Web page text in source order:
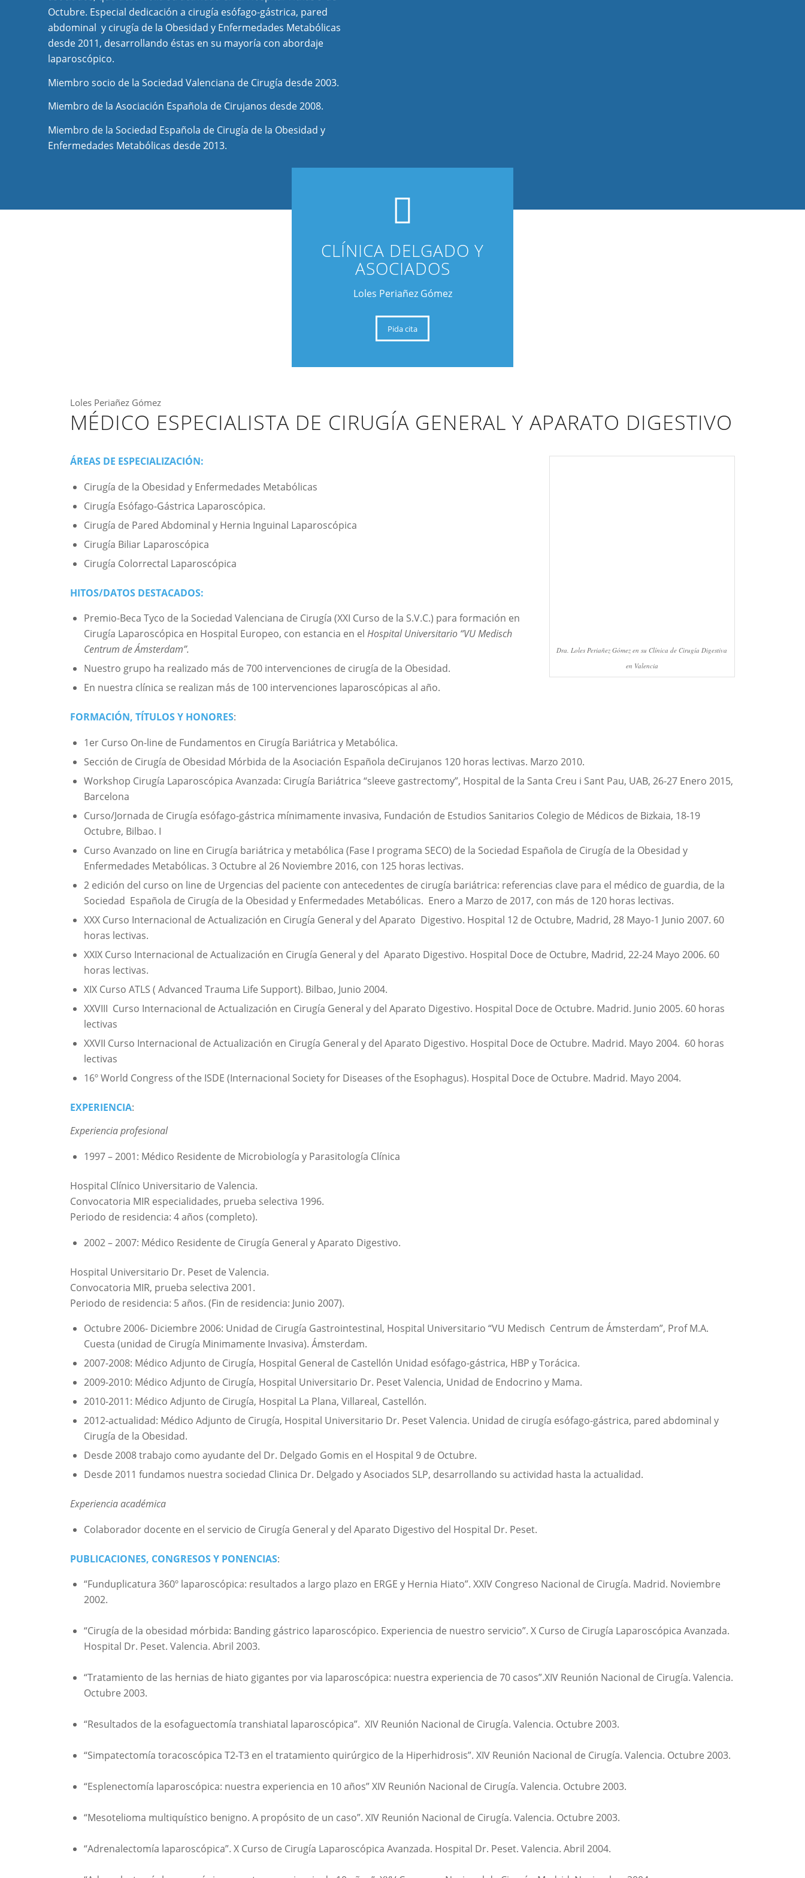
Octubre. Especial dedicación a cirugía esófago-gástrica, pared
abdominal y cirugía de la Obesidad y Enfermedades Metabólicas
desde 2011, desarrollando éstas en su mayoría con abordaje
laparoscópico.
Miembro socio de la Sociedad Valenciana de Cirugía desde 2003.
Miembro de la Asociación Española de Cirujanos desde 2008.
Miembro de la Sociedad Española de Cirugía de la Obesidad y
Enfermedades Metabólicas desde 2013.
CLÍNICA DELGADO Y
ASOCIADOS
Loles Periañez Gómez
Pida cita
Loles Periañez Gómez
MÉDICO ESPECIALISTA DE CIRUGÍA GENERAL Y APARATO DIGESTIVO
Dra. Loles Periañez Gómez en su Clínica de Cirugía Digestiva
en Valencia
ÁREAS DE ESPECIALIZACIÓN:
Cirugía de la Obesidad y Enfermedades Metabólicas
Cirugía Esófago-Gástrica Laparoscópica.
Cirugía de Pared Abdominal y Hernia Inguinal Laparoscópica
Cirugía Biliar Laparoscópica
Cirugía Colorrectal Laparoscópica
HITOS/DATOS DESTACADOS:
Premio-Beca Tyco de la Sociedad Valenciana de Cirugía (XXI Curso de la S.V.C.) para formación en
Cirugía Laparoscópica en Hospital Europeo, con estancia en elHospital Universitario “VU Medisch
Centrum de Ámsterdam”.
Nuestro grupo ha realizado más de 700 intervenciones de cirugía de la Obesidad.
En nuestra clínica se realizan más de 100 intervenciones laparoscópicas al año.
FORMACIÓN, TÍTULOS Y HONORES:
1er Curso On-line de Fundamentos en Cirugía Bariátrica y Metabólica.
Sección de Cirugía de Obesidad Mórbida de la Asociación Española deCirujanos 120 horas lectivas. Marzo 2010.
Workshop Cirugía Laparoscópica Avanzada: Cirugía Bariátrica “sleeve gastrectomy”, Hospital de la Santa Creu i Sant Pau, UAB, 26-27 Enero 2015,
Barcelona
Curso/Jornada de Cirugía esófago-gástrica mínimamente invasiva, Fundación de Estudios Sanitarios Colegio de Médicos de Bizkaia, 18-19
Octubre, Bilbao. I
Curso Avanzado on line en Cirugía bariátrica y metabólica (Fase I programa SECO) de la Sociedad Española de Cirugía de la Obesidad y
Enfermedades Metabólicas. 3 Octubre al 26 Noviembre 2016, con 125 horas lectivas.
2 edición del curso on line de Urgencias del paciente con antecedentes de cirugía bariátrica: referencias clave para el médico de guardia, de la
Sociedad Española de Cirugía de la Obesidad y Enfermedades Metabólicas. Enero a Marzo de 2017, con más de 120 horas lectivas.
XXX Curso Internacional de Actualización en Cirugía General y del Aparato Digestivo. Hospital 12 de Octubre, Madrid, 28 Mayo-1 Junio 2007. 60
horas lectivas.
XXIX Curso Internacional de Actualización en Cirugía General y del Aparato Digestivo. Hospital Doce de Octubre, Madrid, 22-24 Mayo 2006. 60
horas lectivas.
XIX Curso ATLS ( Advanced Trauma Life Support). Bilbao, Junio 2004.
XXVIII Curso Internacional de Actualización en Cirugía General y del Aparato Digestivo. Hospital Doce de Octubre. Madrid. Junio 2005. 60 horas
lectivas
XXVII Curso Internacional de Actualización en Cirugía General y del Aparato Digestivo. Hospital Doce de Octubre. Madrid. Mayo 2004. 60 horas
lectivas
16º World Congress of the ISDE (Internacional Society for Diseases of the Esophagus). Hospital Doce de Octubre. Madrid. Mayo 2004.
EXPERIENCIA:
Experiencia profesional
1997 – 2001: Médico Residente de Microbiología y Parasitología Clínica
Hospital Clínico Universitario de Valencia.
Convocatoria MIR especialidades, prueba selectiva 1996.
Periodo de residencia: 4 años (completo).
2002 – 2007: Médico Residente de Cirugía General y Aparato Digestivo.
Hospital Universitario Dr. Peset de Valencia.
Convocatoria MIR, prueba selectiva 2001.
Periodo de residencia: 5 años. (Fin de residencia: Junio 2007).
Octubre 2006- Diciembre 2006: Unidad de Cirugía Gastrointestinal, Hospital Universitario “VU Medisch Centrum de Ámsterdam”, Prof M.A.
Cuesta (unidad de Cirugía Minimamente Invasiva). Ámsterdam.
2007-2008: Médico Adjunto de Cirugía, Hospital General de Castellón Unidad esófago-gástrica, HBP y Torácica.
2009-2010: Médico Adjunto de Cirugía, Hospital Universitario Dr. Peset Valencia, Unidad de Endocrino y Mama.
2010-2011: Médico Adjunto de Cirugía, Hospital La Plana, Villareal, Castellón.
2012-actualidad: Médico Adjunto de Cirugía, Hospital Universitario Dr. Peset Valencia. Unidad de cirugía esófago-gástrica, pared abdominal y
Cirugía de la Obesidad.
Desde 2008 trabajo como ayudante del Dr. Delgado Gomis en el Hospital 9 de Octubre.
Desde 2011 fundamos nuestra sociedad Clinica Dr. Delgado y Asociados SLP, desarrollando su actividad hasta la actualidad.
Experiencia académica
Colaborador docente en el servicio de Cirugía General y del Aparato Digestivo del Hospital Dr. Peset.
PUBLICACIONES, CONGRESOS Y PONENCIAS:
“Funduplicatura 360º laparoscópica: resultados a largo plazo en ERGE y Hernia Hiato”. XXIV Congreso Nacional de Cirugía. Madrid. Noviembre
2002.
“Cirugía de la obesidad mórbida: Banding gástrico laparoscópico. Experiencia de nuestro servicio”. X Curso de Cirugía Laparoscópica Avanzada.
Hospital Dr. Peset. Valencia. Abril 2003.
“Tratamiento de las hernias de hiato gigantes por via laparoscópica: nuestra experiencia de 70 casos”.XIV Reunión Nacional de Cirugía. Valencia.
Octubre 2003.
“Resultados de la esofaguectomía transhiatal laparoscópica”. XIV Reunión Nacional de Cirugía. Valencia. Octubre 2003.
“Simpatectomía toracoscópica T2-T3 en el tratamiento quirúrgico de la Hiperhidrosis”. XIV Reunión Nacional de Cirugía. Valencia. Octubre 2003.
“Esplenectomía laparoscópica: nuestra experiencia en 10 años” XIV Reunión Nacional de Cirugía. Valencia. Octubre 2003.
“Mesotelioma multiquístico benigno. A propósito de un caso”. XIV Reunión Nacional de Cirugía. Valencia. Octubre 2003.
“Adrenalectomía laparoscópica”. X Curso de Cirugía Laparoscópica Avanzada. Hospital Dr. Peset. Valencia. Abril 2004.